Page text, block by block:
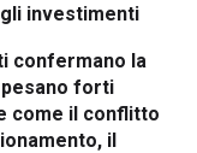
investimenti
confermano la
forti
come il conflitto
il